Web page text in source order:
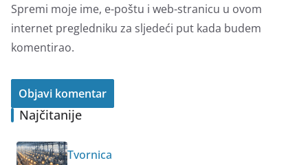
Spremi moje ime, e-poštu i web-stranicu u ovom
internet pregledniku za sljedeći put kada budem
komentirao.
Najčitanije
Tvornica